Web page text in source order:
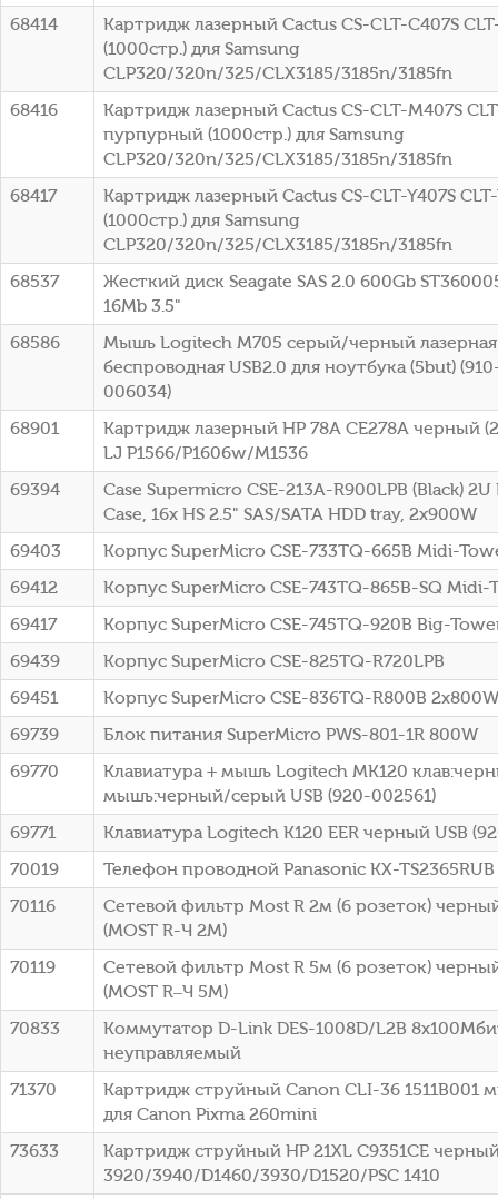
68414
Картридж лазерный Cactus CS-CLT-C407S
(1000стр.) для Samsung
CLP320/320n/325/CLX3185/3185n/3185fn
68416
Картридж лазерный Cactus CS-CLT-M407S
пурпурный (1000стр.) для Samsung
CLP320/320n/325/CLX3185/3185n/3185fn
68417
Картридж лазерный Cactus CS-CLT-Y407S
(1000стр.) для Samsung
CLP320/320n/325/CLX3185/3185n/3185fn
68537
Жесткий диск Seagate SAS 2.0 600Gb
16Mb 3.5"
68586
Мышь Logitech M705 серый/черный лазерная
беспроводная USB2.0 для ноутбука (5but)
006034)
68901
Картридж лазерный HP 78A CE278A черный
LJ P1566/P1606w/M1536
69394
Case Supermicro CSE-213A-R900LPB (Black)
Case, 16x HS 2.5" SAS/SATA HDD tray, 2x900W
69403
Корпус SuperMicro CSE-733TQ-665B Midi-
69412
Корпус SuperMicro CSE-743TQ-865B-SQ Midi-
69417
Корпус SuperMicro CSE-745TQ-920B Big-
69439
Корпус SuperMicro CSE-825TQ-R720LPB
69451
Корпус SuperMicro CSE-836TQ-R800B
69739
Блок питания SuperMicro PWS-801-1R 800W
69770
Клавиатура + мышь Logitech MK120
мышь:черный/серый USB (920-002561)
69771
Клавиатура Logitech K120 EER черный USB
70019
Телефон проводной Panasonic KX-
70116
Сетевой фильтр Most R 2м (6 розеток)
(МОSТ R-Ч 2М)
70119
Сетевой фильтр Most R 5м (6 розеток)
(МОSТ R–Ч 5М)
70833
Коммутатор D-Link DES-1008D/L2B
неуправляемый
71370
Картридж струйный Canon CLI-36 1511B001
для Canon Pixma 260mini
73633
Картридж струйный HP 21XL C9351CE
3920/3940/D1460/3930/D1520/PSC 1410